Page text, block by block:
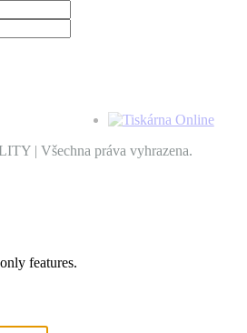
| Všechna práva vyhrazena.
features.